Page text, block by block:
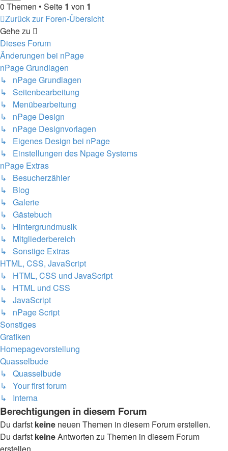
0 Themen • Seite 1 von 1
Zurück zur Foren-Übersicht
Gehe zu
Dieses Forum
Änderungen bei nPage
nPage Grundlagen
↳ nPage Grundlagen
↳ Seitenbearbeitung
↳ Menübearbeitung
↳ nPage Design
↳ nPage Designvorlagen
↳ Eigenes Design bei nPage
↳ Einstellungen des Npage Systems
nPage Extras
↳ Besucherzähler
↳ Blog
↳ Galerie
↳ Gästebuch
↳ Hintergrundmusik
↳ Mitgliederbereich
↳ Sonstige Extras
HTML, CSS, JavaScript
↳ HTML, CSS und JavaScript
↳ HTML und CSS
↳ JavaScript
↳ nPage Script
Sonstiges
Grafiken
Homepagevorstellung
Quasselbude
↳ Quasselbude
↳ Your first forum
↳ Interna
Berechtigungen in diesem Forum
Du darfst keine neuen Themen in diesem Forum erstellen.
Du darfst keineAntworten zu Themen in diesem Forum